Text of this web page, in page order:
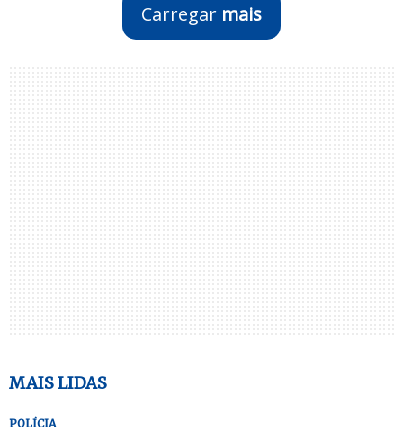
Carregar mais
MAIS LIDAS
POLÍCIA